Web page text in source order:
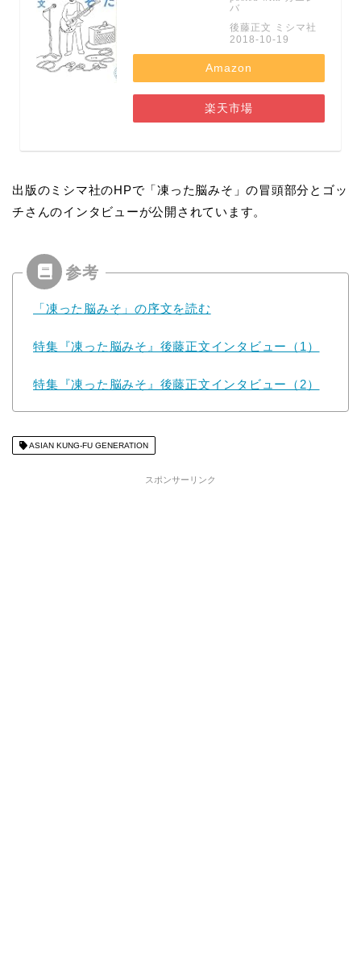
バ
後藤正文 ミシマ社
2018-10-19
Amazon
楽天市場
出版のミシマ社のHPで「凍った脳みそ」の冒頭部分とゴッ
チさんのインタビューが公開されています。
「凍った脳みそ」の序文を読む
特集『凍った脳みそ』後藤正文インタビュー（ 1 ）
特集『凍った脳みそ』後藤正文インタビュー（ 2）
ASIAN KUNG-FU GENERATION
スポンサーリンク